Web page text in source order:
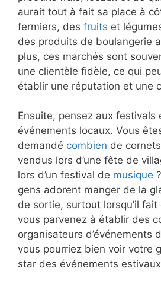
aurait tout à fait sa place à
fermiers, des fruits et
des produits de boulangerie
plus, ces marchés sont
une clientèle fidèle, ce qui
établir une réputation et une
Ensuite, pensez aux festivals
événements locaux. Vous
demandé combien de
vendus lors d’une fête de
lors d’un festival de musique
gens adorent manger de la
de sortie, surtout lorsqu’il fait
vous parvenez à établir des
organisateurs d’événements
vous pourriez bien voir votre
star des événements